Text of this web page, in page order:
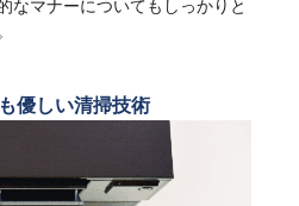
なマナーについてもしっかりと
優しい清掃技術